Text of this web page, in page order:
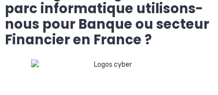
parc informatique utilisons-
nous pour Banque ou secteur
Financier en France ?